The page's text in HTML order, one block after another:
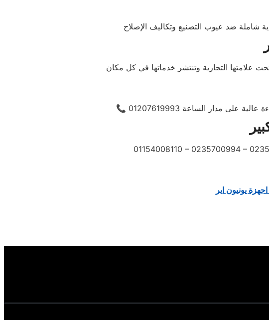
01154008110 – 0235700994 –
يونيون اير